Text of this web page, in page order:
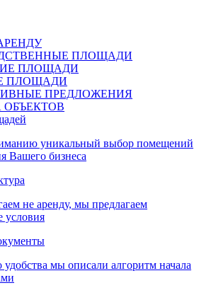
ПЛОЩАДИ
ПЛОЩАДИ
ПЛОЩАДИ
ПРЕДЛОЖЕНИЯ
уникальный выбор помещений
Вашего бизнеса
не аренду, мы предлагаем
условия
мы описали алгоритм начала